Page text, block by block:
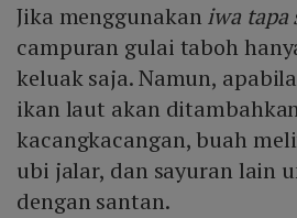
Jika menggunakan iwa tapa
campuran gulai taboh
keluak saja. Namun,
ikan laut akan
kacangkacangan, buah
ubi jalar, dan sayuran lain
dengan santan.